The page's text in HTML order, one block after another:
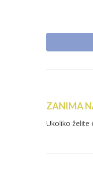
ZANIMA
Ukoliko želite